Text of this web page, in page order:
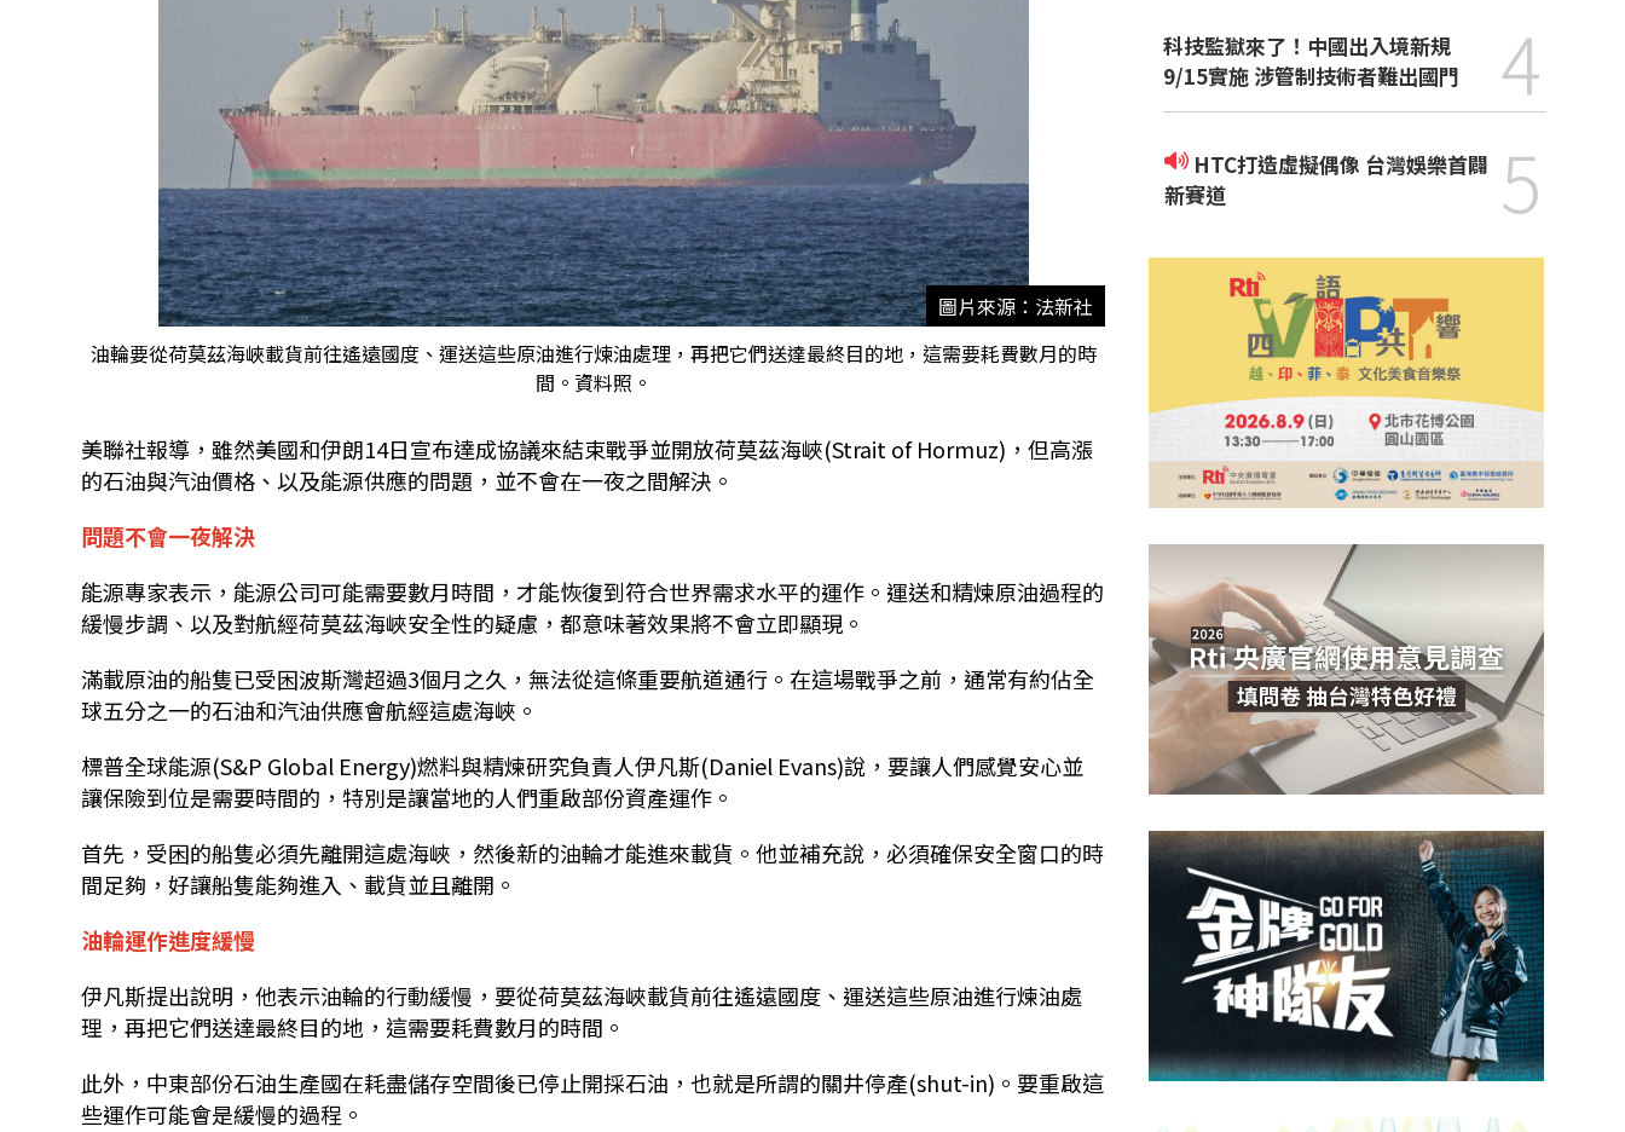
圖片來源：法新社
油輪要從荷莫茲海峽載貨前往遙遠國度、運送這些原油進行煉油處理，再把它們送達最終目的地，這需要耗費數月的時
間。資料照。
美聯社報導，雖然美國和伊朗14日宣布達成協議來結束戰爭並開放荷莫茲海峽(Strait of Hormuz)，但高漲
的石油與汽油價格、以及能源供應的問題，並不會在一夜之間解決。
問題不會一夜解決
能源專家表示，能源公司可能需要數月時間，才能恢復到符合世界需求水平的運作。運送和精煉原油過程的
緩慢步調、以及對航經荷莫茲海峽安全性的疑慮，都意味著效果將不會立即顯現。
滿載原油的船隻已受困波斯灣超過3個月之久，無法從這條重要航道通行。在這場戰爭之前，通常有約佔全
球五分之一的石油和汽油供應會航經這處海峽。
標普全球能源(S&P Global Energy)燃料與精煉研究負責人伊凡斯(Daniel Evans)說，要讓人們感覺安心並
讓保險到位是需要時間的，特別是讓當地的人們重啟部份資產運作。
首先，受困的船隻必須先離開這處海峽，然後新的油輪才能進來載貨。他並補充說，必須確保安全窗口的時
間足夠，好讓船隻能夠進入、載貨並且離開。
油輪運作進度緩慢
伊凡斯提出說明，他表示油輪的行動緩慢，要從荷莫茲海峽載貨前往遙遠國度、運送這些原油進行煉油處
理，再把它們送達最終目的地，這需要耗費數月的時間。
此外，中東部份石油生產國在耗盡儲存空間後已停止開採石油，也就是所謂的關井停產(shut-in)。要重啟這
些運作可能會是緩慢的過程。
科技監獄來了！中國出入境新規
9/15實施 涉管制技術者難出國門
4
新賽道
5